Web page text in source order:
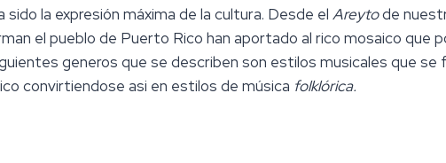
la expresión máxima de la cultura. Desde el Areytode
el pueblo de Puerto Rico han aportado al rico mosaico que
generos que se describen son estilos musicales que se
convirtiendose asi en estilos de música folklórica.